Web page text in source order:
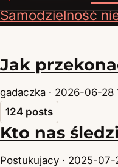
Samodzielność
Jak
gadaczka · 2026-06-28
124 posts
Kto nas
Postukujacy · 2025-07-